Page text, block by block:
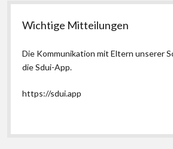
Seitenleiste
Wichtige Mitteilungen
Die Kommunikation mit Eltern unserer
die Sdui-App.
https://sdui.app